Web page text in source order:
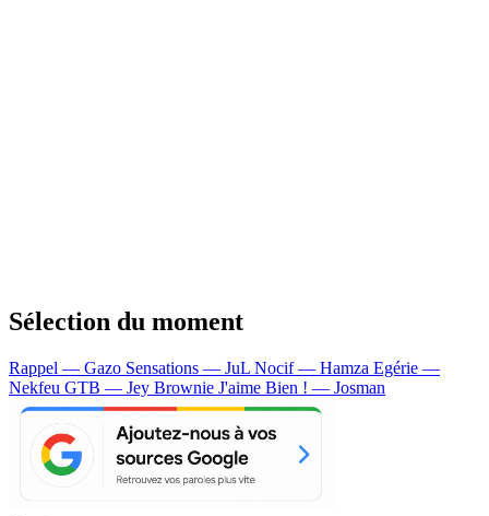
Sélection du moment
Rappel — Gazo Sensations — JuL Nocif — Hamza Egérie —
Nekfeu GTB — Jey Brownie J'aime Bien ! — Josman